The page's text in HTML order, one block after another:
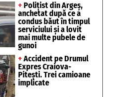
+ Polițist din Argeș,
anchetat după ce a
condus băut în timpul
serviciului și a lovit
mai multe pubele de
gunoi
+ Accident pe Drumul
Expres Craiova-
Pitești. Trei camioane
implicate